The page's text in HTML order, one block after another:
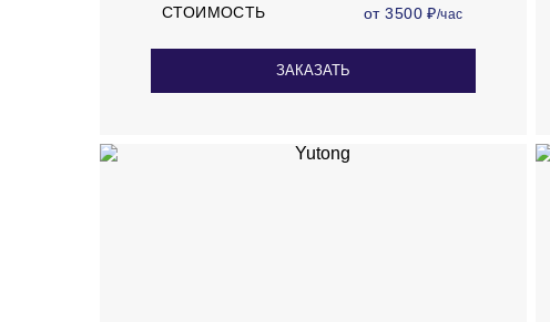
СТОИМОСТЬ
от 3500 ₽/час
ЗАКАЗАТЬ